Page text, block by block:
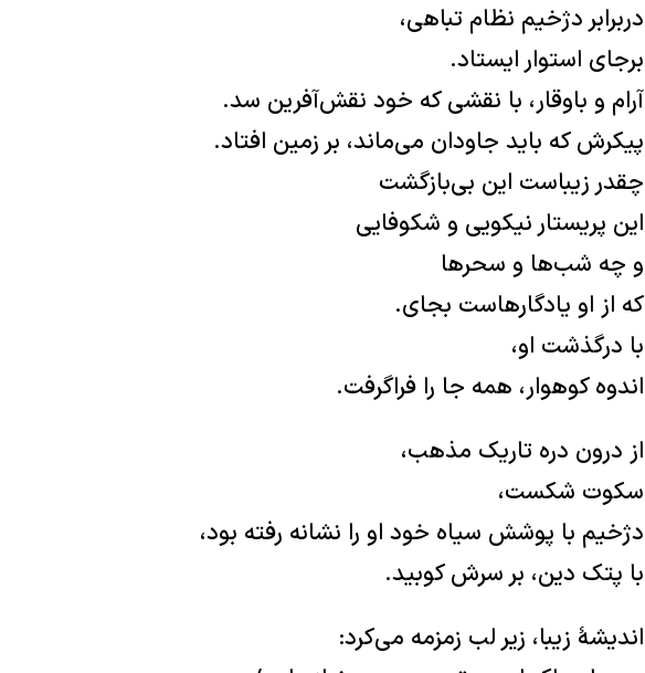
دربرابر دژخیم نظام تباهی،
برجای استوار ایستاد.
آرام و باوقار، با نقشی که خود نقش‌آفرین سد.
پیکرش که باید جاودان می‌ماند، بر زمین افتاد.
چقدر زیباست این بی‌بازگشت
این پریستار نیکویی و شکوفایی
و چه شب‌ها و سحرها
که از او یادگارهاست بجای.
با درگذشت او،
اندوه کوهوار، همه جا را فراگرفت.
از درون دره تاریک مذهب،
سکوت شکست،
دژخیم با پوشش سیاه خود او را نشانه رفته بود،
با پتک دین، بر سرش کوبید.
اندیشۀ زیبا، زیر لب زمزمه می‌کرد: